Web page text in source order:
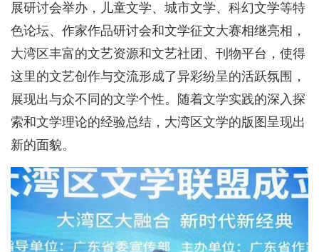
展研讨会举办，儿童文学、城市文学、科幻文学等特
色论坛、作家作品研讨会和文学征文大赛相继亮相，
大湾区丰富的文艺资源和文艺社团、刊物平台，使得
这里的文艺创作与交流形成了异彩纷呈的活跃氛围，
展现出与众不同的文学个性。随着文学实践的深入探
索和文学理论的经验总结，大湾区文学的版图呈现出
新的面貌。